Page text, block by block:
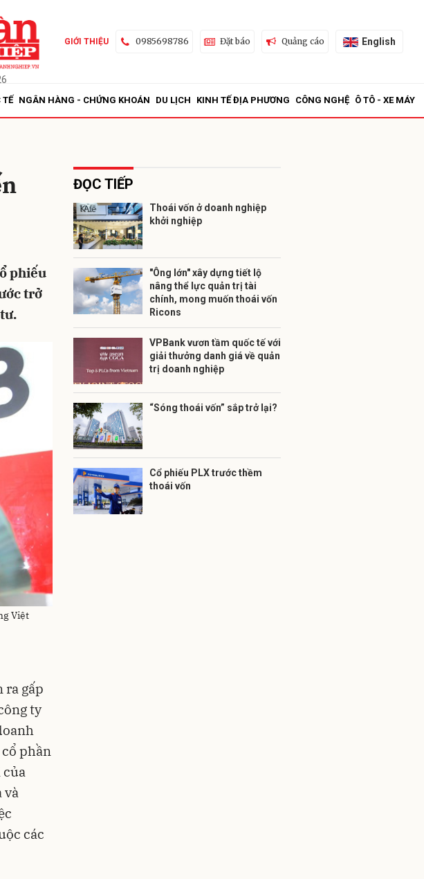
GIỚI THIỆU 0985698786 Đặt báo Quảng cáo English
TẾ NGÂN HÀNG - CHỨNG KHOÁN DU LỊCH KINH TẾ ĐỊA PHƯƠNG CÔNG NGHỆ Ô TÔ - XE MÁY
phiếu
trở
Việt
ra gấp
ty
phần
và
các
ĐỌC TIẾP
Thoái vốn ở doanh nghiệp
khởi nghiệp
"Ông lớn" xây dựng tiết lộ
nâng thể lực quản trị tài
chính, mong muốn thoái vốn
Ricons
VPBank vươn tầm quốc tế với
giải thưởng danh giá về quản
trị doanh nghiệp
“Sóng thoái vốn” sắp trở lại?
Cổ phiếu PLX trước thềm
thoái vốn
Gửi